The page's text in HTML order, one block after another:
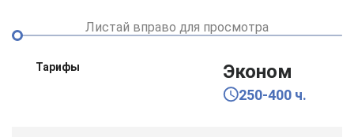
Листай вправо для просмотра
Тарифы Эконом
250-400 ч.